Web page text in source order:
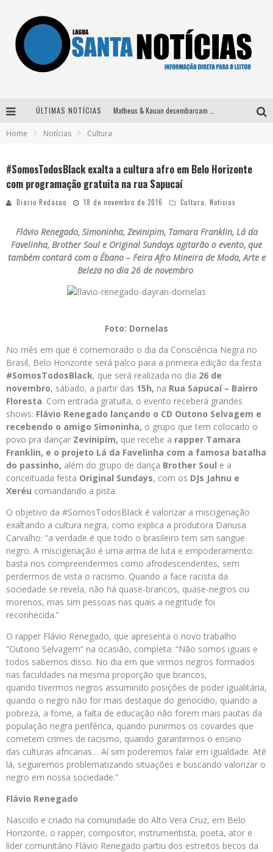
ÚLTIMAS NOTÍCIAS
Home Notícias Cultura
#SomosTodosBlack exalta a cultura afro em Belo Horizonte
com programação gratuita na rua Sapucaí
Diario Redacao 18 de novembro de 2016 Cultura Notícias
Flávio Renegado, Simoninha, Zevinipim, Tamara Franklin, Lá da
Favelinha, Brother Soul e Original Sundays agitarão o evento, que
também contará com a Ébano – Feira Afro Mineira de Moda, Arte e
Beleza no dia 26 de novembro
Foto: Dornelas
No mês em que é comemorado o dia da Consciência Negra no
Brasil, Belo Horizonte será palco para a primeira edição da festa
#SomosTodosBlack, que será realizada no dia 26 de
novembro, sábado, a partir das 15h, na Rua Sapucaí – Bairro
Floresta. Com entrada gratuita, o evento receberá grandes
shows: Flávio Renegado lançando o CD Outono Selvagem e
recebendo o amigo Simoninha, o grupo que tem colocado o
povo pra dançar Zevinipim, que recebe a rapper Tamara
Franklin, e o projeto Lá da Favelinha com a famosa batalha
do passinho, além do grupo de dança Brother Soul e a
conceituada festa Original Sundays, com os DJs Jahnu e
Xeréu comandando a pista.
O objetivo da #SomosTodosBlack é valorizar a miscigenação
exaltando a cultura negra, como explica a produtora Danusa
Carvalho: “a verdade é que todo o brasileiro tem sim sangue
negro. A miscigenação é uma arma de luta e empoderamento:
basta nos compreendermos como afrodescendentes, sem
perdermos de vista o racismo. Quando a face racista da
sociedade se revela, não há quase-brancos, quase-negros ou
morenos, mas sim pessoas nas quais a negritude foi
reconhecida.”
O rapper Flávio Renegado, que apresenta o novo trabalho
“Outono Selvagem” na ocasião, completa: “Não somos iguais e
todos sabemos disso. No dia em que virmos negros formados
nas faculdades na mesma proporção que brancos,
quando tivermos negros assumindo posições de poder igualitária,
quando o negro não for mais destaque do genocídio, quando a
pobreza, a fome, a falta de educação não forem mais pautas da
população negra periférica, quando punirmos os covardes que
cometem crimes de racismo, quando garantirmos o ensino
das culturas africanas… Aí sim poderemos falar em igualdade. Até
lá, seguiremos problematizando situações e buscando valorizar o
negro em nossa sociedade.”
Flávio Renegado
Nascido e criado na comunidade do Alto Vera Cruz, em Belo
Horizonte, o rapper, compositor, instrumentista, poeta, ator e
líder comunitário Flávio Renegado partiu dos estreitos becos da